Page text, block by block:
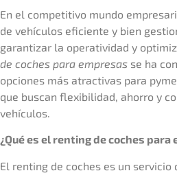
En el competitivo mundo
de vehículos eficiente y bien
garantizar la operatividad y
de coches para empresas se ha
opciones más atractivas para
que buscan flexibilidad, ahorro y
vehículos.
¿Qué es el renting de coches para
El renting de coches es un servicio